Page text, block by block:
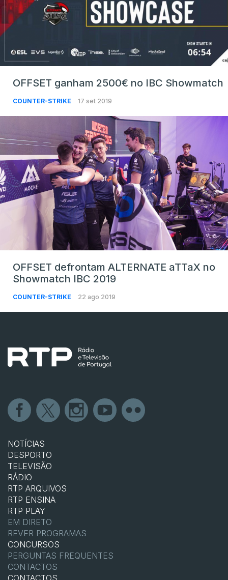
OFFSET ganham 2500€ no IBC Showmatch
COUNTER-STRIKE 17 set 2019
OFFSET defrontam ALTERNATE aTTaX no
Showmatch IBC 2019
COUNTER-STRIKE 22 ago 2019
NOTÍCIAS
DESPORTO
TELEVISÃO
RÁDIO
RTP ARQUIVOS
RTP ENSINA
RTP PLAY
EM DIRETO
REVER PROGRAMAS
CONCURSOS
PERGUNTAS FREQUENTES
CONTACTOS